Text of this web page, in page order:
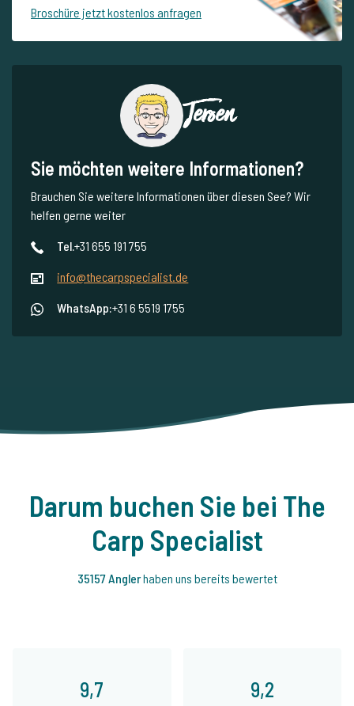
Broschüre jetzt kostenlos anfragen
Jeroen
Sie möchten weitere Informationen?
Brauchen Sie weitere Informationen über diesen See? Wir
helfen gerne weiter
Tel.+31 655 191 755
info@thecarpspecialist.de
WhatsApp:+31 6 5519 1755
Darum buchen Sie bei The
Carp Specialist
35157 Anglerhaben uns bereits bewertet
9,7 9,2